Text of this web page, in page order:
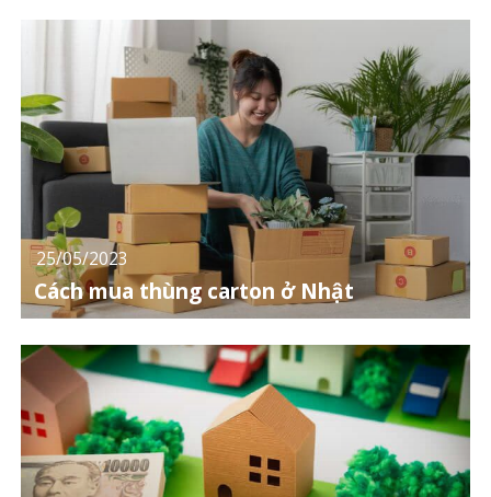
25/05/2023
Cách mua thùng carton ở Nhật